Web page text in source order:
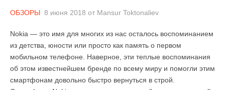
ОБЗОРЫ 8 июня 2018 от Mansur Toktonaliev
Nokia — это имя для многих из нас осталось воспоминанием
из детства, юности или просто как память о первом
мобильном телефоне. Наверное, эти теплые воспоминания
об этом известнейшем бренде по всему миру и помогли этим
смартфонам довольно быстро вернуться в строй.